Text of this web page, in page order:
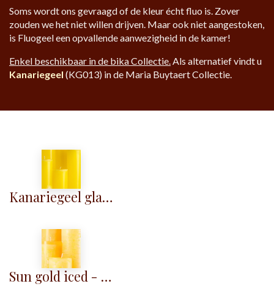
Soms wordt ons gevraagd of de kleur écht fluo is. Zover
zouden we het niet willen drijven. Maar ook niet aangestoken,
is Fluogeel een opvallende aanwezigheid in de kamer!
Enkel beschikbaar in de bika Collectie.Als alternatief vindt u
Kanariegeel (KG013) in de Maria Buytaert Collectie.
Kanariegeel glad - KG013
Sun gold iced - KM014